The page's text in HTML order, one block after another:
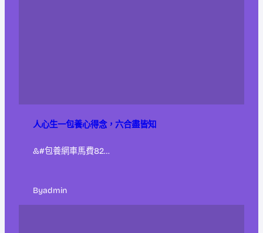
人心生一包養心得念，六合盡皆知
&#包養網車馬費82…
Byadmin